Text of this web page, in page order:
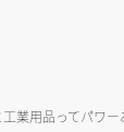
業用品ってパワー